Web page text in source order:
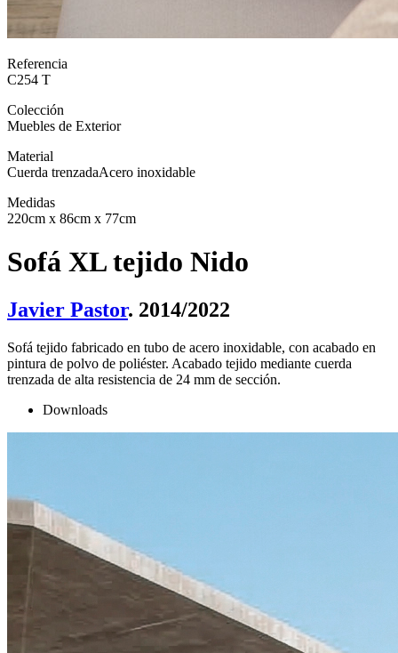
Referencia
C254 T
Colección
Muebles de Exterior
Material
Cuerda trenzadaAcero inoxidable
Medidas
220cm x 86cm x 77cm
Sofá XL tejido Nido
Javier Pastor. 2014/2022
Sofá tejido fabricado en tubo de acero inoxidable, con acabado en
pintura de polvo de poliéster. Acabado tejido mediante cuerda
trenzada de alta resistencia de 24 mm de sección.
Downloads